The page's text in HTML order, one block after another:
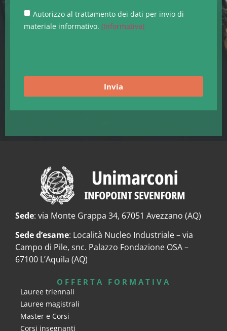
Autorizzo al trattamento dei dati per invio di
materiale informativo. (Informativa)
Invia
Sede: via Monte Grappa 34, 67051 Avezzano (AQ)
Sede d’esame: Località Nucleo Industriale – via
Campo di Pile, snc. Palazzo Fondazione OSA –
67100 L’Aquila (AQ)
OFFERTA FORMATIVA
Lauree triennali
Lauree magistrali
Master e Corsi
Corsi insegnanti